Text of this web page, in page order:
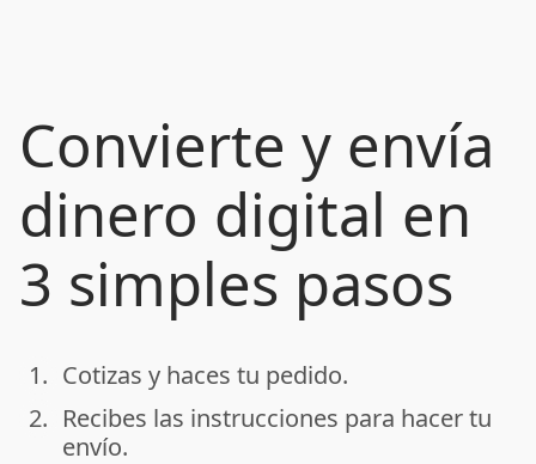
Convierte y envía
dinero digital en
3 simples pasos
done
1. Cotizas y haces tu pedido.
done
2. Recibes las instrucciones para hacer tu
envío.